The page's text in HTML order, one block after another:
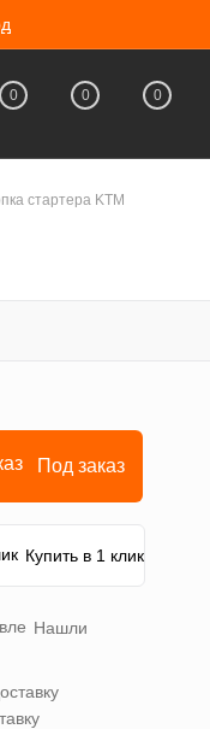
0 0 0
стартера KTM
Под заказ
Купить в 1 клик
Нашли